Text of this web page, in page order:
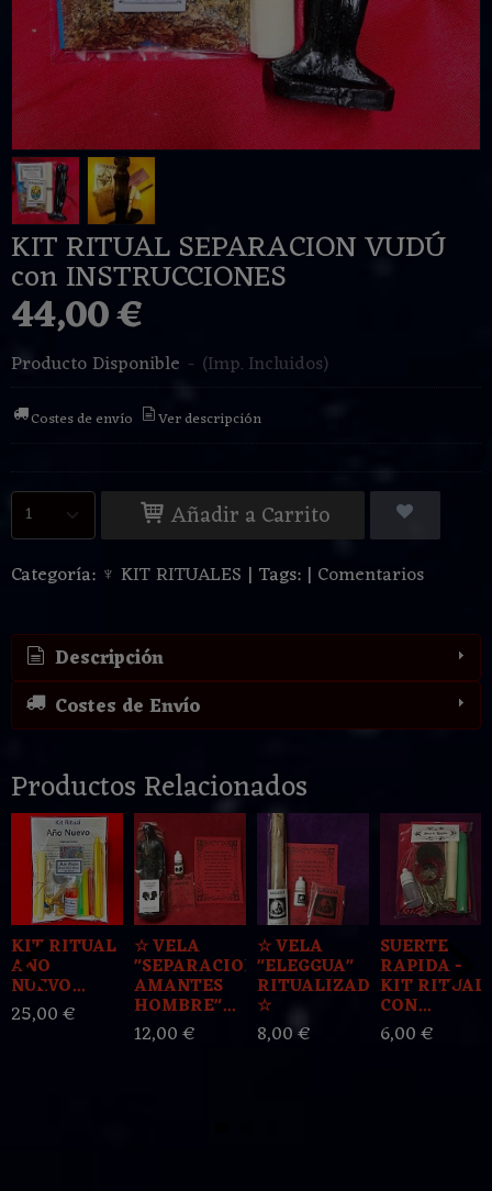
KIT RITUAL SEPARACION VUDÚ
con INSTRUCCIONES
44,00 €
Producto Disponible - (Imp. Incluidos)
Costes de envío Ver descripción
Añadir a Carrito
Categoría: ♆ KIT RITUALES | Tags: | Comentarios
Descripción
Costes de Envío
Productos Relacionados
KIT RITUAL
AÑO
NUEVO...
25,00 €
☆ VELA
"SEPARACION
AMANTES
HOMBRE"...
12,00 €
☆ VELA
"ELEGGUA"
RITUALIZADA
☆
8,00 €
SUERTE
RAPIDA -
KIT RITUAL
CON...
6,00 €